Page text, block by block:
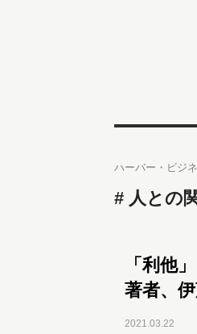
ハーバー・ビジ
人との
「利他
著者、
2021.03.22